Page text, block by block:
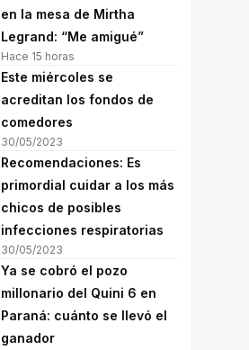
en la mesa de Mirtha
Legrand: “Me amigué”
Hace 15 horas
Este miércoles se
acreditan los fondos de
comedores
30/05/2023
Recomendaciones: Es
primordial cuidar a los más
chicos de posibles
infecciones respiratorias
30/05/2023
Ya se cobró el pozo
millonario del Quini 6 en
Paraná: cuánto se llevó el
ganador